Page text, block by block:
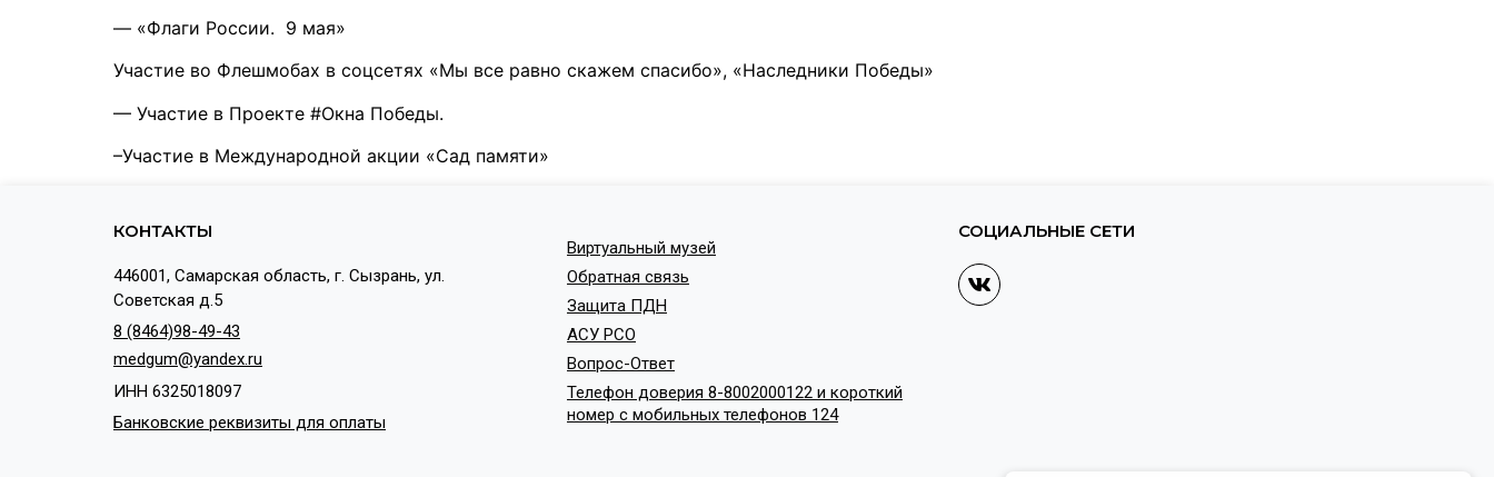
— «Флаги России. 9 мая»
Участие во Флешмобах в соцсетях «Мы все равно скажем спасибо», «Наследники Победы»
— Участие в Проекте #Окна Победы.
–Участие в Международной акции «Сад памяти»
КОНТАКТЫ
446001, Самарская область, г. Сызрань, ул.
Советская д.5
8 (8464)98-49-43
medgum@yandex.ru
ИНН 6325018097
Банковские реквизиты для оплаты
Виртуальный музей
Обратная связь
Защита ПДН
АСУ РСО
Вопрос-Ответ
Телефон доверия 8-8002000122 и короткий
номер с мобильных телефонов 124
СОЦИАЛЬНЫЕ СЕТИ